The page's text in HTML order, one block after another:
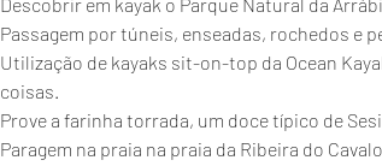
Descobrir em kayak o Parque Natural da
Passagem por túneis, enseadas, rochedos e
Utilização de kayaks sit-on-top da Ocean
coisas.
Prove a farinha torrada, um doce típico de
Paragem na praia na praia da Ribeira do